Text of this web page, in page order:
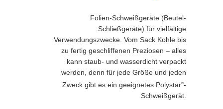
Folien-Schweißgeräte (Beutel-
Schließgeräte) für vielfältige
Verwendungszwecke. Vom Sack Kohle bis
zu fertig geschliffenen Preziosen – alles
kann staub- und wasserdicht verpackt
werden, denn für jede Größe und jeden
Zweck gibt es ein geeignetes Polystar®-
Schweißgerät.